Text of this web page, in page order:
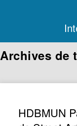
Archives de
HDBMUN